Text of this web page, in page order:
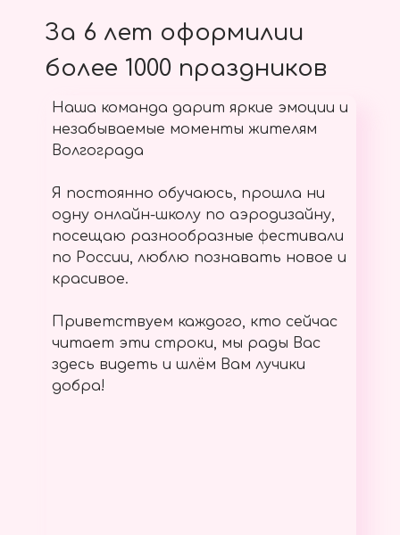
За 6 лет оформилии
более 1000 праздников
Наша команда дарит яркие эмоции и
незабываемые моменты жителям
Волгограда
Я постоянно обучаюсь, прошла ни
одну онлайн-школу по аэродизайну,
посещаю разнообразные фестивали
по России, люблю познавать новое и
красивое.
Приветствуем каждого, кто сейчас
читает эти строки, мы рады Вас
здесь видеть и шлём Вам лучики
добра!